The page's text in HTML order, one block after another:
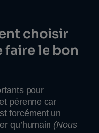
choisir
faire le bon
pour
pérenne car
forcément un
qu’humain (Nous